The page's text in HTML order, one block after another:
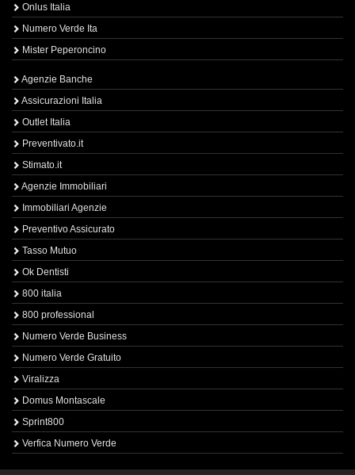
Onlus Italia
Numero Verde Ita
Mister Peperoncino
Agenzie Banche
Assicurazioni Italia
Outlet Italia
Preventivato.it
Stimato.it
Agenzie Immobiliari
Immobiliari Agenzie
Preventivo Assicurato
Tasso Mutuo
Ok Dentisti
800 italia
800 professional
Numero Verde Business
Numero Verde Gratuito
Viralizza
Domus Montascale
Sprint800
Verfica Numero Verde